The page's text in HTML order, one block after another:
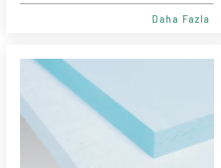
Daha Fazla